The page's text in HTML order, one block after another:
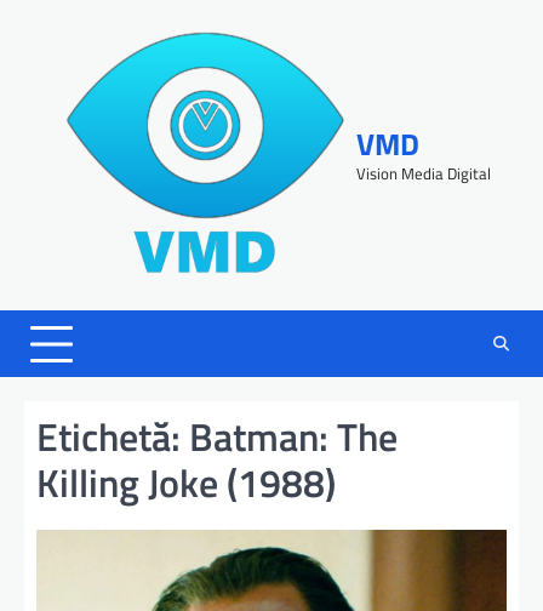
VMD
Vision Media Digital
Etichetă: Batman: The
Killing Joke (1988)